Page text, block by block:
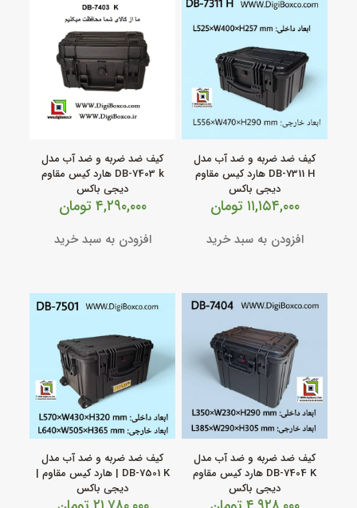
کیف ضد ضربه و ضد آب مدل
DB‑7311 H هارد کیس مقاوم
دیجی باکس
۱۱,۱۵۴,۰۰۰ تومان
افزودن به سبد خرید
کیف ضد ضربه و ضد آب مدل
DB‑7403 k هارد کیس مقاوم
دیجی باکس
۴,۲۹۰,۰۰۰ تومان
افزودن به سبد خرید
کیف ضد ضربه و ضد آب مدل
DB‑7404 K هارد کیس مقاوم
دیجی باکس
کیف ضد ضربه و ضد آب مدل
DB‑7501 K | هارد کیس مقاوم |
دیجی باکس